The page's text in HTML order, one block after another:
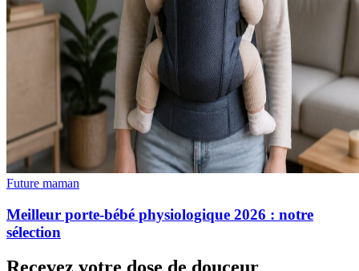
Future maman
Meilleur porte-bébé physiologique 2026 : notre
sélection